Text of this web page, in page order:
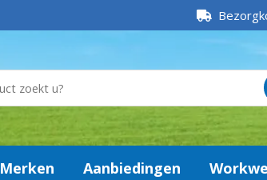
Merken Aanbiedingen